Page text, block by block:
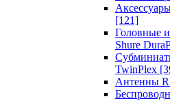
[121]
Головные
Shure
TwinPlex
Антенны